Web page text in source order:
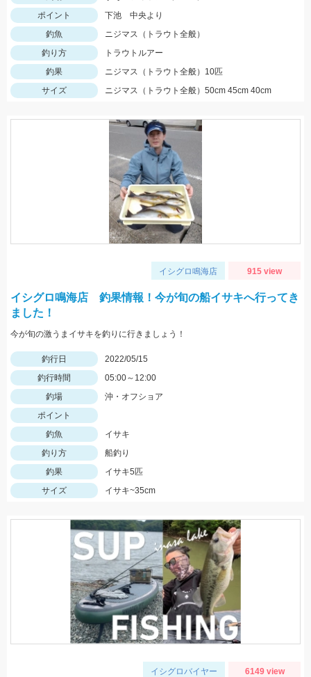
ポイント
下池 中央より
釣魚
ニジマス（トラウト全般）
釣り方
トラウトルアー
釣果
ニジマス（トラウト全般）10匹
サイズ
ニジマス（トラウト全般）50cm 45cm 40cm
イシグロ鳴海店 915 view
イシグロ鳴海店 釣果情報！今が旬の船イサキへ行ってき
ました！
今が旬の激うまイサキを釣りに行きましょう！
釣行日
2022/05/15
釣行時間
05:00～12:00
釣場
沖・オフショア
ポイント
釣魚
イサキ
釣り方
船釣り
釣果
イサキ5匹
サイズ
イサキ~35cm
イシグロバイヤー 6149 view